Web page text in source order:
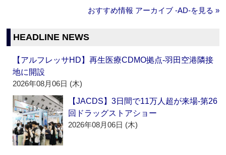
おすすめ情報 アーカイブ ‐AD‐を見る »
HEADLINE NEWS
【アルフレッサHD】再生医療CDMO拠点‐羽田空港隣接
地に開設
2026年08月06日 (木)
【JACDS】3日間で11万人超が来場‐第26
回ドラッグストアショー
2026年08月06日 (木)